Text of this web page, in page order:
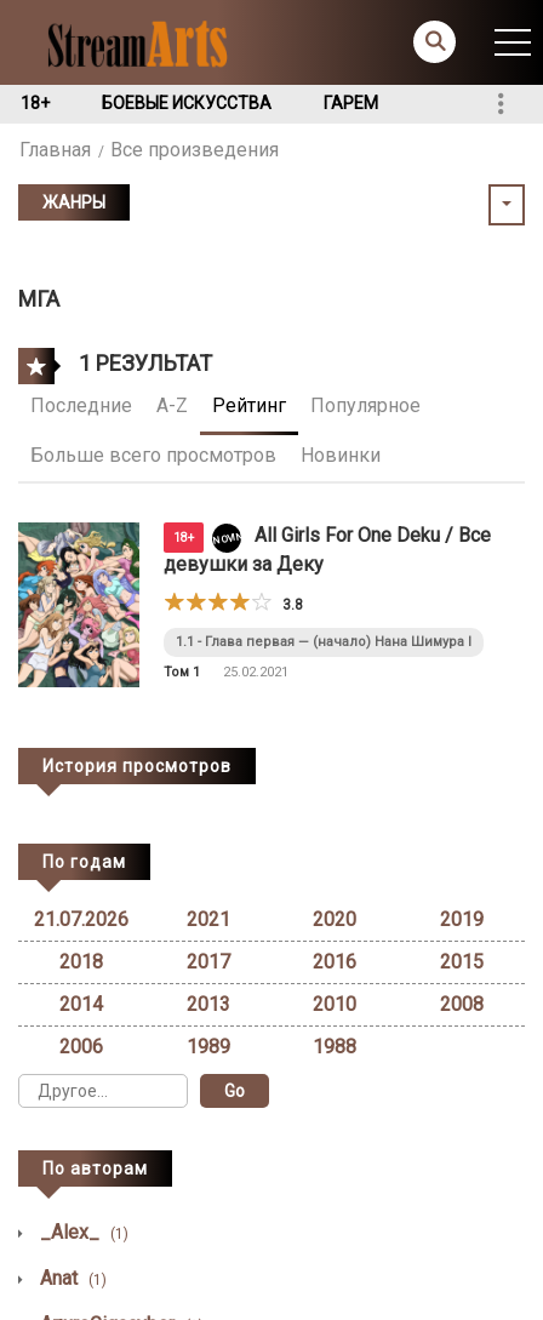
18+ БОЕВЫЕ ИСКУССТВА ГАРЕМ
Главная Все произведения
ЖАНРЫ
МГА
1 РЕЗУЛЬТАТ
Последние A-Z Рейтинг Популярное
Больше всего просмотров Новинки
18+ NOVINKIAll Girls For One Deku / Все
девушки за Деку
3.8
1.1 - Глава первая — (начало) Нана Шимура I
Том 1
25.02.2021
История просмотров
По годам
21.07.2026 2021 2020
2019
2018
2017 2016
2015
2014
2013 2010
2008
2006
1989 1988
По авторам
_Alex_ (1)
Anat (1)